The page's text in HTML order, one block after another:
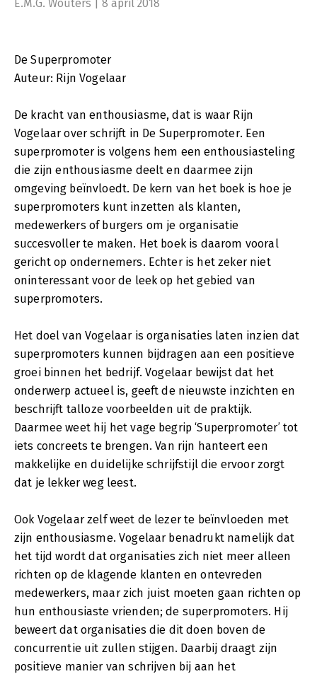
E.M.G. Wouters | 8 april 2018
De Superpromoter
Auteur: Rijn Vogelaar
De kracht van enthousiasme, dat is waar Rijn
Vogelaar over schrijft in De Superpromoter. Een
superpromoter is volgens hem een enthousiasteling
die zijn enthousiasme deelt en daarmee zijn
omgeving beïnvloedt. De kern van het boek is hoe je
superpromoters kunt inzetten als klanten,
medewerkers of burgers om je organisatie
succesvoller te maken. Het boek is daarom vooral
gericht op ondernemers. Echter is het zeker niet
oninteressant voor de leek op het gebied van
superpromoters.
Het doel van Vogelaar is organisaties laten inzien dat
superpromoters kunnen bijdragen aan een positieve
groei binnen het bedrijf. Vogelaar bewijst dat het
onderwerp actueel is, geeft de nieuwste inzichten en
beschrijft talloze voorbeelden uit de praktijk.
Daarmee weet hij het vage begrip ‘Superpromoter’ tot
iets concreets te brengen. Van rijn hanteert een
makkelijke en duidelijke schrijfstijl die ervoor zorgt
dat je lekker weg leest.
Ook Vogelaar zelf weet de lezer te beïnvloeden met
zijn enthousiasme. Vogelaar benadrukt namelijk dat
het tijd wordt dat organisaties zich niet meer alleen
richten op de klagende klanten en ontevreden
medewerkers, maar zich juist moeten gaan richten op
hun enthousiaste vrienden; de superpromoters. Hij
beweert dat organisaties die dit doen boven de
concurrentie uit zullen stijgen. Daarbij draagt zijn
positieve manier van schrijven bij aan het